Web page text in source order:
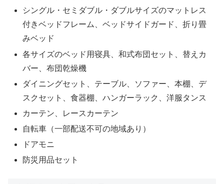
シングル・セミダブル・ダブルサイズのマットレス
付きベッドフレーム、ベッドサイドガード、折り畳
みベッド
各サイズのベッド用寝具、和式布団セット、替えカ
バー、布団乾燥機
ダイニングセット、テーブル、ソファー、本棚、デ
スクセット、食器棚、ハンガーラック、洋服タンス
カーテン、レースカーテン
自転車（一部配送不可の地域あり）
ドアモニ
防災用品セット